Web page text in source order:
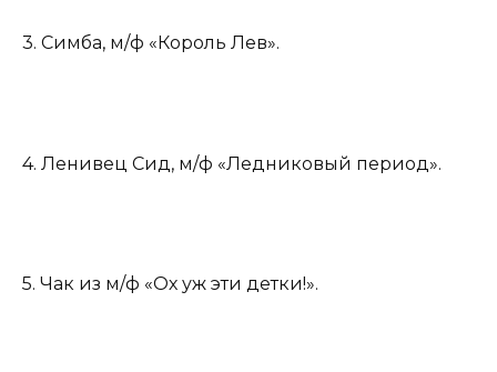
3. Симба, м/ф «Король Лев».
4. Ленивец Сид, м/ф «Ледниковый период».
5. Чак из м/ф «Ох уж эти детки!».